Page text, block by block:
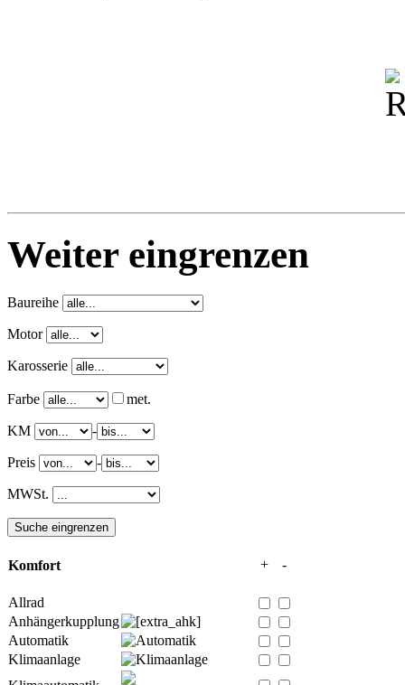
Weiter eingrenzen
Baureihe
Motor
Karosserie
Farbe met.
KM -
Preis -
MWSt.
Komfort + -
Allrad
Anhängerkupplung
Automatik
Klimaanlage